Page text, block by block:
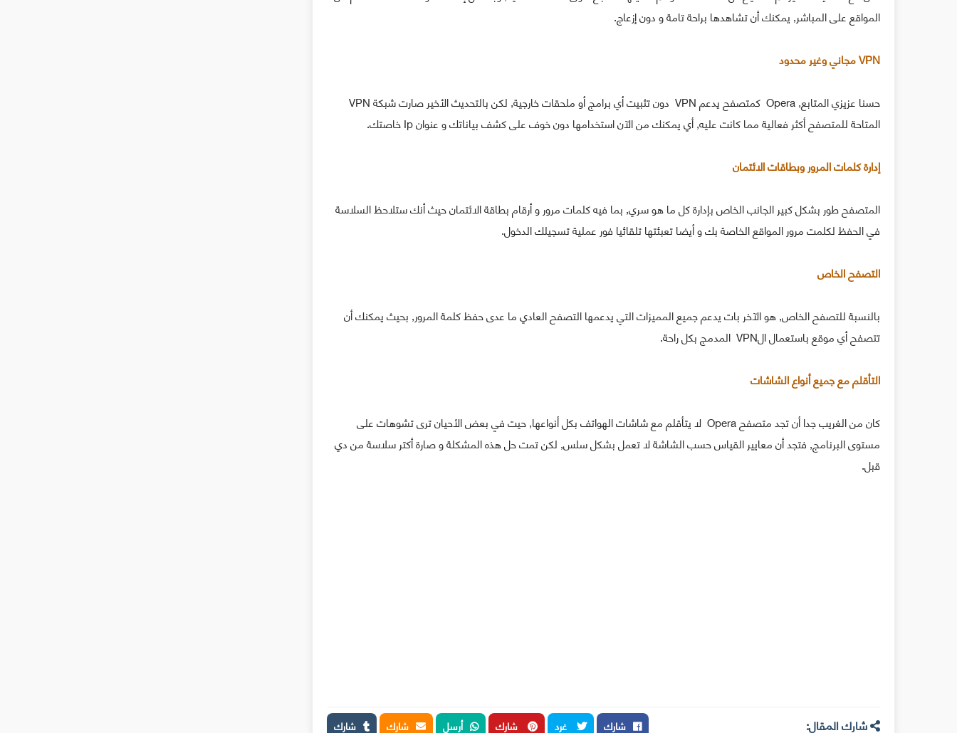
المواقع على المباشر, يمكنك أن تشاهدها براحة تامة و دون إزعاج.
VPN مجاني وغير محدود
المتاحة للمتصفح أكثر فعالية مما كانت عليه, أي يمكنك من الآن استخدامها دون خوف على كشف بياناتك و عنوان Ip خاصتك.
إدارة كلمات المرور وبطاقات الائتمان
المتصفح طور بشكل كبير الجانب الخاص بإدارة كل ما هو سري, بما فيه كلمات مرور و أرقام بطاقة الائتمان حيث أنك ستلاحظ السلاسة
في الحفظ لكلمت مرور المواقع الخاصة بك و أيضا تعبئتها تلقائيا فور عملية تسجيلك الدخول.
التصفح الخاص
بالنسبة للتصفح الخاص, هو الآخر بات يدعم جميع المميزات التي يدعمها التصفح العادي ما عدى حفظ كلمة المرور, بحيث يمكنك أن
تتصفح أي موقع باستعمال الVPN المدمج بكل راحة.
التأقلم مع جميع أنواع الشاشات
كان من الغريب جدا أن تجد متصفح Opera لا يتأقلم مع شاشات الهواتف بكل أنواعها, حيت في بعض الأحيان ترى تشوهات على
مستوى البرنامج, فتجد أن معايير القياس حسب الشاشة لا تعمل بشكل سلس, لكن تمت حل هذه المشكلة و صارة أكتر سلاسة من دي
قبل.
شارك المقال: شارك غرد شارك أرسل شارك شارك